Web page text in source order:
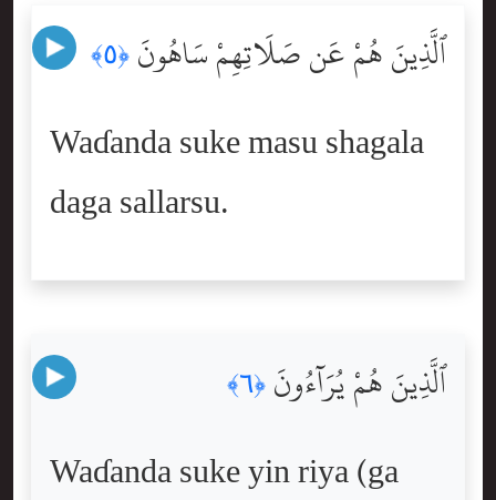
ٱلَّذِينَ هُمْ عَن صَلَاتِهِمْ سَاهُونَ ﴿٥﴾
Waɗanda suke masu shagala
daga sallarsu.
ٱلَّذِينَ هُمْ يُرَآءُونَ ﴿٦﴾
Waɗanda suke yin riya (ga